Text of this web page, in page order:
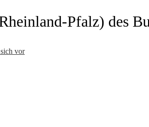
Pfalz) des
vor